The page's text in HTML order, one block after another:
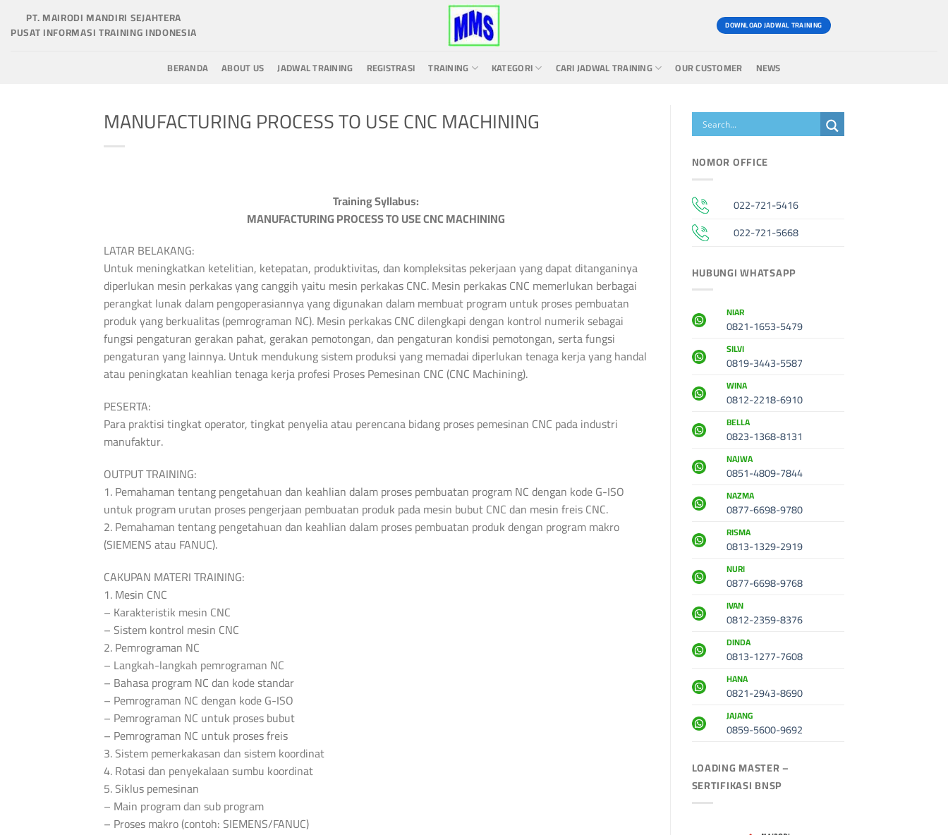
PT. MAIRODI MANDIRI SEJAHTERA
PUSAT INFORMASI TRAINING INDONESIA
DOWNLOAD JADWAL TRAINING
BERANDA ABOUT US JADWAL TRAINING REGISTRASI TRAINING KATEGORI CARI JADWAL TRAINING OUR CUSTOMER NEWS
MANUFACTURING PROCESS TO USE CNC MACHINING
Training Syllabus:
MANUFACTURING PROCESS TO USE CNC MACHINING
LATAR BELAKANG:
Untuk meningkatkan ketelitian, ketepatan, produktivitas, dan kompleksitas pekerjaan yang dapat ditanganinya
diperlukan mesin perkakas yang canggih yaitu mesin perkakas CNC. Mesin perkakas CNC memerlukan berbagai
perangkat lunak dalam pengoperasiannya yang digunakan dalam membuat program untuk proses pembuatan
produk yang berkualitas (pemrograman NC). Mesin perkakas CNC dilengkapi dengan kontrol numerik sebagai
fungsi pengaturan gerakan pahat, gerakan pemotongan, dan pengaturan kondisi pemotongan, serta fungsi
pengaturan yang lainnya. Untuk mendukung sistem produksi yang memadai diperlukan tenaga kerja yang handal
atau peningkatan keahlian tenaga kerja profesi Proses Pemesinan CNC (CNC Machining).
PESERTA:
Para praktisi tingkat operator, tingkat penyelia atau perencana bidang proses pemesinan CNC pada industri
manufaktur.
OUTPUT TRAINING:
1. Pemahaman tentang pengetahuan dan keahlian dalam proses pembuatan program NC dengan kode G-ISO
untuk program urutan proses pengerjaan pembuatan produk pada mesin bubut CNC dan mesin freis CNC.
2. Pemahaman tentang pengetahuan dan keahlian dalam proses pembuatan produk dengan program makro
(SIEMENS atau FANUC).
CAKUPAN MATERI TRAINING:
1. Mesin CNC
– Karakteristik mesin CNC
– Sistem kontrol mesin CNC
2. Pemrograman NC
– Langkah-langkah pemrograman NC
– Bahasa program NC dan kode standar
– Pemrograman NC dengan kode G-ISO
– Pemrograman NC untuk proses bubut
– Pemrograman NC untuk proses freis
3. Sistem pemerkakasan dan sistem koordinat
4. Rotasi dan penyekalaan sumbu koordinat
5. Siklus pemesinan
– Main program dan sub program
– Proses makro (contoh: SIEMENS/FANUC)
NOMOR OFFICE
022-721-5416
022-721-5668
HUBUNGI WHATSAPP
NIAR
0821-1653-5479
SILVI
0819-3443-5587
WINA
0812-2218-6910
BELLA
0823-1368-8131
NAJWA
0851-4809-7844
NAZMA
0877-6698-9780
RISMA
0813-1329-2919
NURI
0877-6698-9768
IVAN
0812-2359-8376
DINDA
0813-1277-7608
HANA
0821-2943-8690
JAJANG
0859-5600-9692
LOADING MASTER –
SERTIFIKASI BNSP